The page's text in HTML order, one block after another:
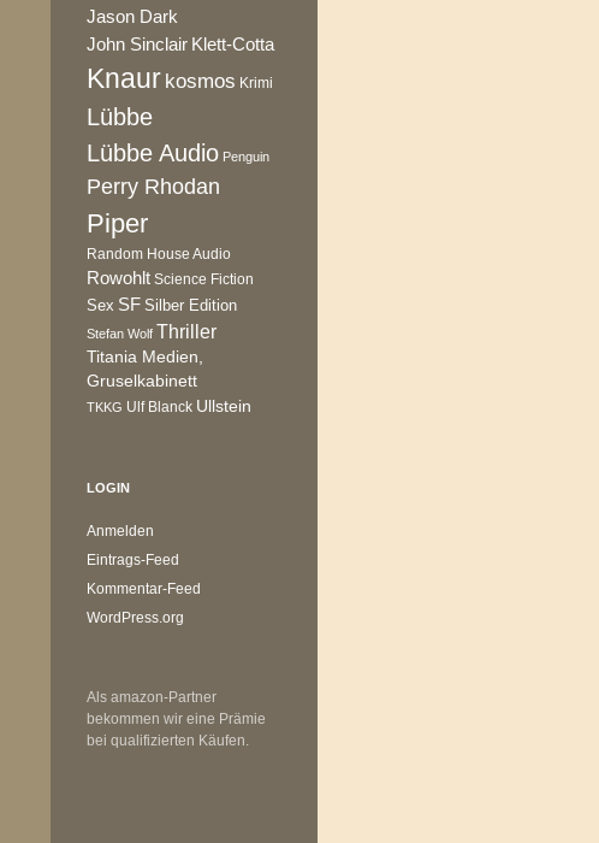
Jason Dark
John Sinclair Klett-Cotta
Knaur kosmos Krimi
Lübbe
Lübbe Audio Penguin
Perry Rhodan
Piper
Random House Audio
Rowohlt Science Fiction
Sex SF Silber Edition
Stefan Wolf Thriller
Titania Medien,
Gruselkabinett
TKKG Ulf Blanck Ullstein
LOGIN
Anmelden
Eintrags-Feed
Kommentar-Feed
WordPress.org
Als amazon-Partner
bekommen wir eine Prämie
bei qualifizierten Käufen.